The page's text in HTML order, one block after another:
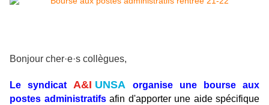
Bonjour cher·e·s collègues,
Le syndicat A&I UNSA organise une
bourse aux
postes administratifsafin d'apporter une aide spécifique